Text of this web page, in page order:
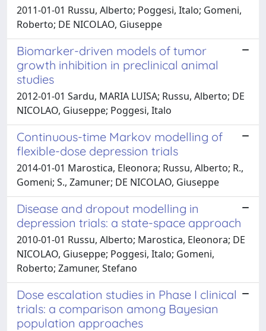
2011-01-01 Russu, Alberto; Poggesi, Italo; Gomeni,
Roberto; DE NICOLAO, Giuseppe
Biomarker-driven models of tumor
growth inhibition in preclinical animal
studies
2012-01-01 Sardu, MARIA LUISA; Russu, Alberto; DE
NICOLAO, Giuseppe; Poggesi, Italo
Continuous-time Markov modelling of
flexible-dose depression trials
2014-01-01 Marostica, Eleonora; Russu, Alberto; R.,
Gomeni; S., Zamuner; DE NICOLAO, Giuseppe
Disease and dropout modelling in
depression trials: a state-space approach
2010-01-01 Russu, Alberto; Marostica, Eleonora; DE
NICOLAO, Giuseppe; Poggesi, Italo; Gomeni,
Roberto; Zamuner, Stefano
Dose escalation studies in Phase I clinical
trials: a comparison among Bayesian
population approaches